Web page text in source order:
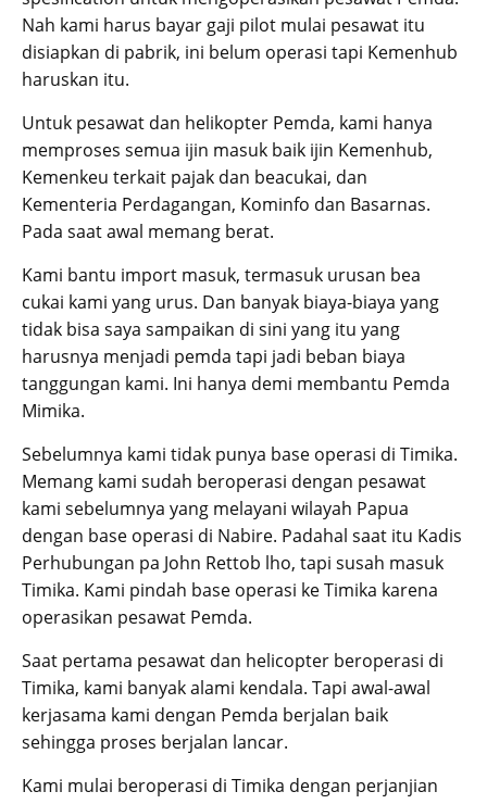
Nah kami harus bayar gaji pilot mulai pesawat itu
disiapkan di pabrik, ini belum operasi tapi Kemenhub
haruskan itu.
Untuk pesawat dan helikopter Pemda, kami hanya
memproses semua ijin masuk baik ijin Kemenhub,
Kemenkeu terkait pajak dan beacukai, dan
Kementeria Perdagangan, Kominfo dan Basarnas.
Pada saat awal memang berat.
Kami bantu import masuk, termasuk urusan bea
cukai kami yang urus. Dan banyak biaya-biaya yang
tidak bisa saya sampaikan di sini yang itu yang
harusnya menjadi pemda tapi jadi beban biaya
tanggungan kami. Ini hanya demi membantu Pemda
Mimika.
Sebelumnya kami tidak punya base operasi di Timika.
Memang kami sudah beroperasi dengan pesawat
kami sebelumnya yang melayani wilayah Papua
dengan base operasi di Nabire. Padahal saat itu Kadis
Perhubungan pa John Rettob lho, tapi susah masuk
Timika. Kami pindah base operasi ke Timika karena
operasikan pesawat Pemda.
Saat pertama pesawat dan helicopter beroperasi di
Timika, kami banyak alami kendala. Tapi awal-awal
kerjasama kami dengan Pemda berjalan baik
sehingga proses berjalan lancar.
Kami mulai beroperasi di Timika dengan perjanjian